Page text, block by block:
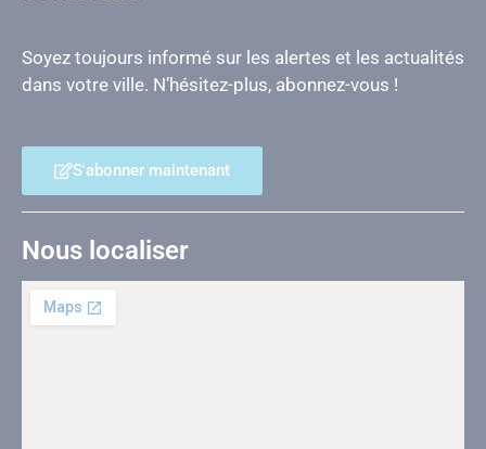
Soyez toujours informé sur les alertes et les actualités
dans votre ville. N’hésitez-plus, abonnez-vous !
S'abonner maintenant
Nous localiser